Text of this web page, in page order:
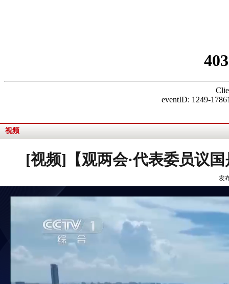
视频
[视频]【观两会·代表委员议
发